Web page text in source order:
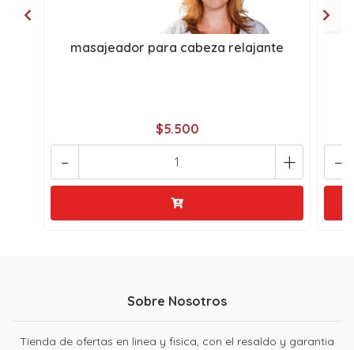
masajeador para cabeza relajante
$5.500
+
- -
Sobre Nosotros
Tienda de ofertas en linea y fisica, con el resaldo y garantia